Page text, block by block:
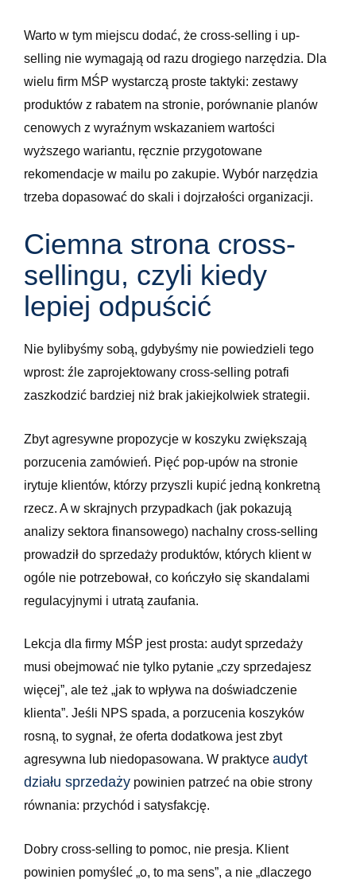
Warto w tym miejscu dodać, że cross-selling i up-
selling nie wymagają od razu drogiego narzędzia. Dla
wielu firm MŚP wystarczą proste taktyki: zestawy
produktów z rabatem na stronie, porównanie planów
cenowych z wyraźnym wskazaniem wartości
wyższego wariantu, ręcznie przygotowane
rekomendacje w mailu po zakupie. Wybór narzędzia
trzeba dopasować do skali i dojrzałości organizacji.
Ciemna strona cross-
sellingu, czyli kiedy
lepiej odpuścić
Nie bylibyśmy sobą, gdybyśmy nie powiedzieli tego
wprost: źle zaprojektowany cross-selling potrafi
zaszkodzić bardziej niż brak jakiejkolwiek strategii.
Zbyt agresywne propozycje w koszyku zwiększają
porzucenia zamówień. Pięć pop-upów na stronie
irytuje klientów, którzy przyszli kupić jedną konkretną
rzecz. A w skrajnych przypadkach (jak pokazują
analizy sektora finansowego) nachalny cross-selling
prowadził do sprzedaży produktów, których klient w
ogóle nie potrzebował, co kończyło się skandalami
regulacyjnymi i utratą zaufania.
Lekcja dla firmy MŚP jest prosta: audyt sprzedaży
musi obejmować nie tylko pytanie „czy sprzedajesz
więcej”, ale też „jak to wpływa na doświadczenie
klienta”. Jeśli NPS spada, a porzucenia koszyków
rosną, to sygnał, że oferta dodatkowa jest zbyt
agresywna lub niedopasowana. W praktyce audyt
działu sprzedaży powinien patrzeć na obie strony
równania: przychód i satysfakcję.
Dobry cross-selling to pomoc, nie presja. Klient
powinien pomyśleć „o, to ma sens”, a nie „dlaczego